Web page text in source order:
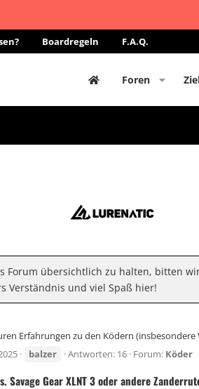
Boardregeln F.A.Q.
Foren
Forum übersichtlich zu halten, bitten
Verständnis und viel Spaß hier!
Erfahrungen zu den Ködern
balzer Antworten: 16 Forum: Köder
Savage Gear XLNT 3 oder andere